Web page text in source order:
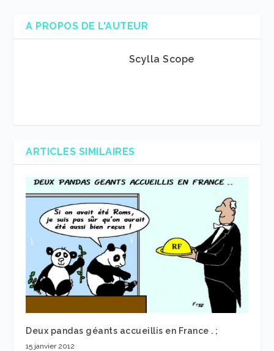
A PROPOS DE L'AUTEUR
Scylla Scope
ARTICLES SIMILAIRES
Deux pandas géants accueillis en France . ;
15 janvier 2012